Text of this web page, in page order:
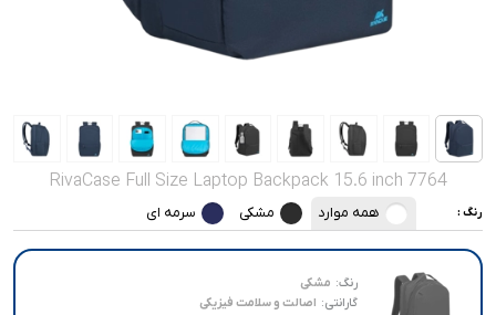
RivaCase Full Size Laptop Backpack 15.6 inch 7764
رنگ : همه موارد مشکی سرمه ای
رنگ: مشکی
گارانتی: اصالت و سلامت فیزیکی